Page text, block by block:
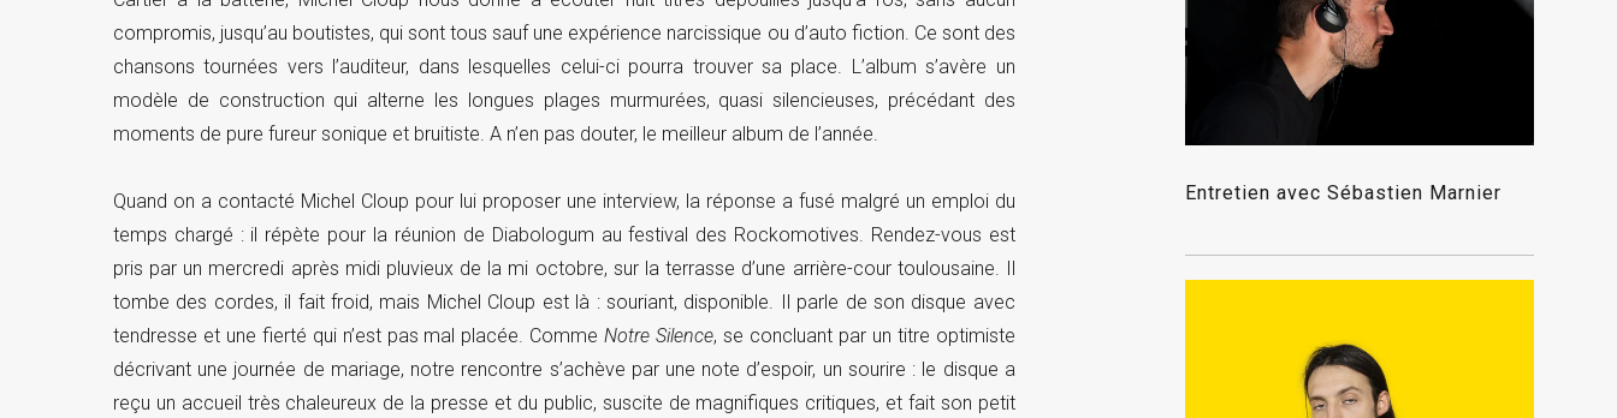
compromis, jusqu’au boutistes, qui sont tous sauf une expérience narcissique ou d’auto fiction. Ce sont des
chansons tournées vers l’auditeur, dans lesquelles celui-ci pourra trouver sa place. L’album s’avère un
modèle de construction qui alterne les longues plages murmurées, quasi silencieuses, précédant des
moments de pure fureur sonique et bruitiste. A n’en pas douter, le meilleur album de l’année.
Quand on a contacté Michel Cloup pour lui proposer une interview, la réponse a fusé malgré un emploi du
temps chargé : il répète pour la réunion de Diabologum au festival des Rockomotives. Rendez-vous est
pris par un mercredi après midi pluvieux de la mi octobre, sur la terrasse d’une arrière-cour toulousaine. Il
tombe des cordes, il fait froid, mais Michel Cloup est là : souriant, disponible. Il parle de son disque avec
tendresse et une fierté qui n’est pas mal placée. CommeNotre Silence, se concluant par un titre optimiste
décrivant une journée de mariage, notre rencontre s’achève par une note d’espoir, un sourire : le disque a
reçu un accueil très chaleureux de la presse et du public, suscite de magnifiques critiques, et fait son petit
Entretien avec Sébastien Marnier